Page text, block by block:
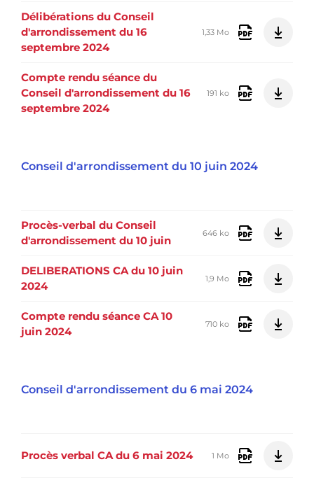
Délibérations du Conseil
d'arrondissement du 16
septembre 2024
1,33 Mo
Compte rendu séance du
Conseil d'arrondissement du 16
septembre 2024
191 ko
Conseil d'arrondissement du 10 juin 2024
Procès-verbal du Conseil
d'arrondissement du 10 juin
646 ko
DELIBERATIONS CA du 10 juin
2024
1,9 Mo
Compte rendu séance CA 10
juin 2024
710 ko
Conseil d'arrondissement du 6 mai 2024
Procès verbal CA du 6 mai 2024 1 Mo